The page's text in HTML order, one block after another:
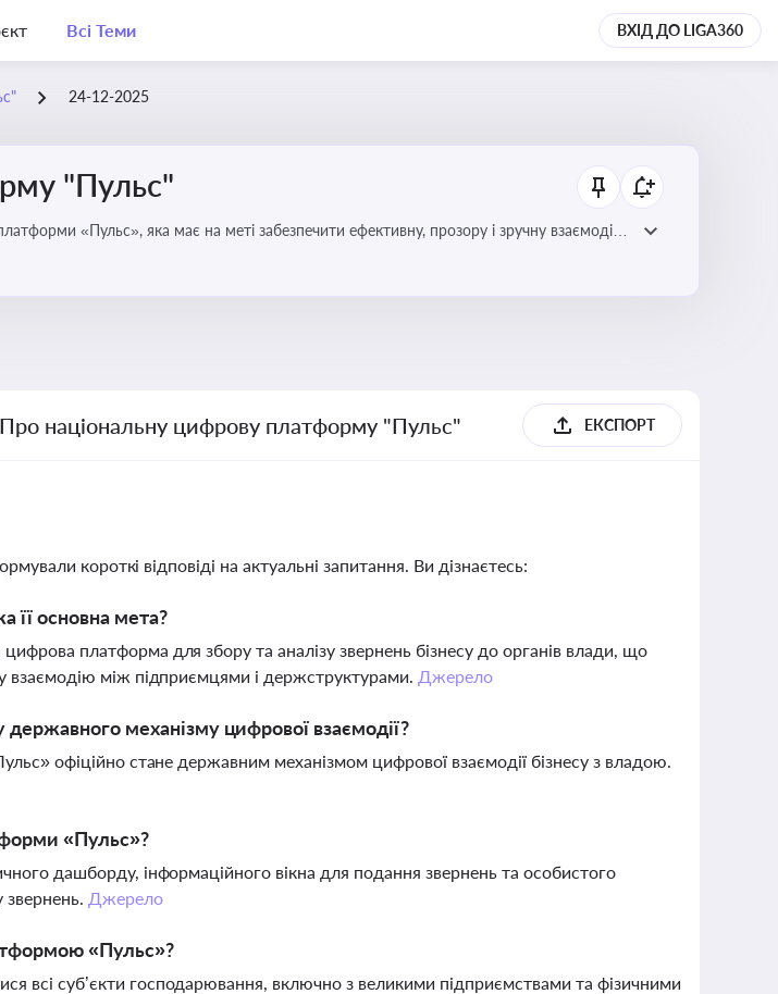
Всі Теми ВХІД ДО LIGA360
24-12-2025
"Пульс"
«Пульс», яка має на меті забезпечити ефективну, прозору і зручну взаємодію
національну цифрову платформу "Пульс" ЕКСПОРТ
короткі відповіді на актуальні запитання. Ви дізнаєтесь:
її основна мета?
платформа для збору та аналізу звернень бізнесу до органів влади, що
взаємодію між підприємцями і держструктурами. Джерело
механізму цифрової взаємодії?
офіційно стане державним механізмом цифрової взаємодії бізнесу з владою.
«Пульс»?
дашборду, інформаційного вікна для подання звернень та особистого
звернень. Джерело
«Пульс»?
всі суб’єкти господарювання, включно з великими підприємствами та фізичними